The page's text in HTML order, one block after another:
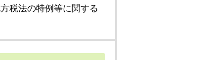
税法の特例等に関する